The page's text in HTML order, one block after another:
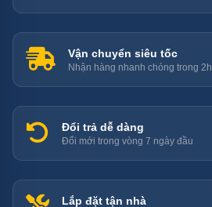
Vận chuyển siêu tốc
Nhận hàng nhanh chóng trong 2h
Đổi trả dễ dàng
Đổi mới trong vòng 7 ngày đầu
Lắp đặt tận nhà